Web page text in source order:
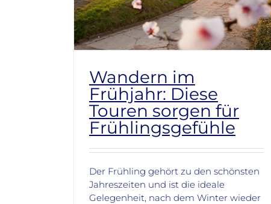
Wandern im
Frühjahr: Diese
Touren sorgen für
Frühlingsgefühle
Der Frühling gehört zu den schönsten
Jahreszeiten und ist die ideale
Gelegenheit, nach dem Winter wieder